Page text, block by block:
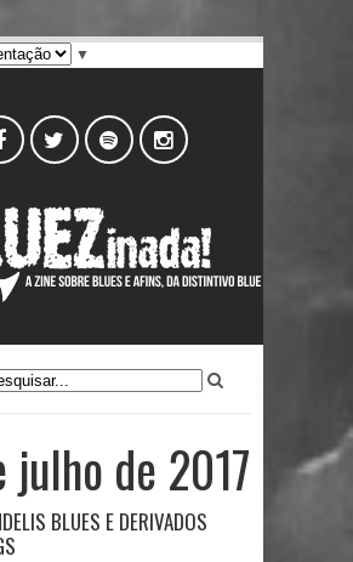
▼
julho de 2017
BLUES E DERIVADOS